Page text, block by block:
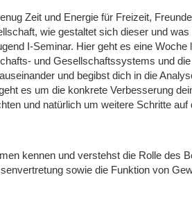
Zeit und Energie für Freizeit,
wie gestaltet sich dieser und
I-Seminar. Hier geht es eine Woche
und Gesellschaftssystems und
und begibst dich in die
es um die konkrete Verbesserung
und natürlich um weitere Schritte
kennen und verstehst die Rolle des
sowie die Funktion von